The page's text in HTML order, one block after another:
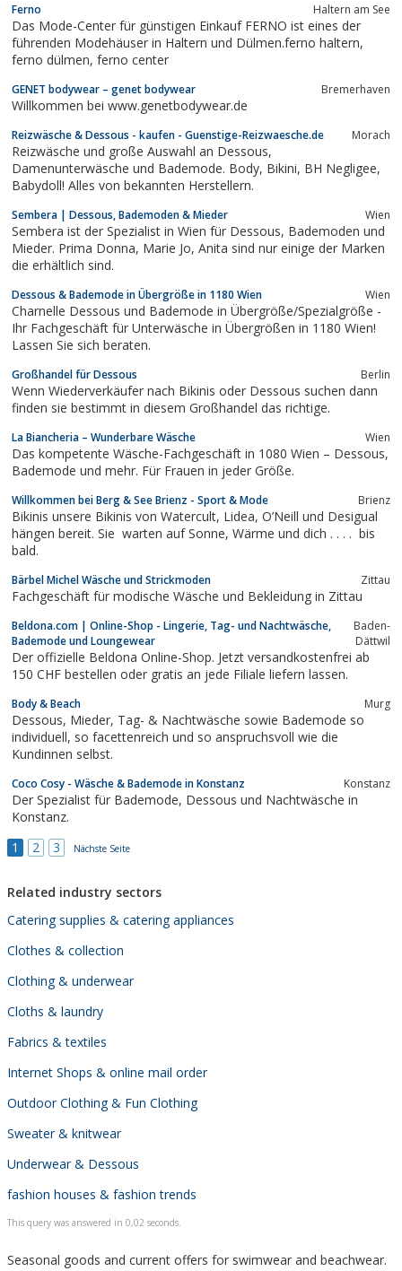
von unserem umfangreichen Angebot verführen. Nutzen Sie
auch unsere Fachberatung! Fast 85% aller...
Ferno Haltern am See
Das Mode-Center für günstigen Einkauf FERNO ist eines der
führenden Modehäuser in Haltern und Dülmen.ferno haltern,
ferno dülmen, ferno center
GENET bodywear – genet bodywear Bremerhaven
Willkommen bei www.genetbodywear.de
Reizwäsche & Dessous - kaufen - Guenstige-Reizwaesche.de Morach
Reizwäsche und große Auswahl an Dessous,
Damenunterwäsche und Bademode. Body, Bikini, BH Negligee,
Babydoll! Alles von bekannten Herstellern.
Sembera | Dessous, Bademoden & Mieder Wien
Sembera ist der Spezialist in Wien für Dessous, Bademoden und
Mieder. Prima Donna, Marie Jo, Anita sind nur einige der Marken
die erhältlich sind.
Dessous & Bademode in Übergröße in 1180 Wien Wien
Charnelle Dessous und Bademode in Übergröße/Spezialgröße -
Ihr Fachgeschäft für Unterwäsche in Übergrößen in 1180 Wien!
Lassen Sie sich beraten.
Großhandel für Dessous Berlin
Wenn Wiederverkäufer nach Bikinis oder Dessous suchen dann
finden sie bestimmt in diesem Großhandel das richtige.
La Biancheria – Wunderbare Wäsche Wien
Das kompetente Wäsche-Fachgeschäft in 1080 Wien – Dessous,
Bademode und mehr. Für Frauen in jeder Größe.
Willkommen bei Berg & See Brienz - Sport & Mode Brienz
Bikinis unsere Bikinis von Watercult, Lidea, O’Neill und Desigual
hängen bereit. Sie warten auf Sonne, Wärme und dich . . . . bis
bald.
Bärbel Michel Wäsche und Strickmoden Zittau
Fachgeschäft für modische Wäsche und Bekleidung in Zittau
Beldona.com | Online-Shop - Lingerie, Tag- und Nachtwäsche,
Bademode und Loungewear
Baden-
Dättwil
Der offizielle Beldona Online-Shop. Jetzt versandkostenfrei ab
150 CHF bestellen oder gratis an jede Filiale liefern lassen.
Body & Beach Murg
Dessous, Mieder, Tag- & Nachtwäsche sowie Bademode so
individuell, so facettenreich und so anspruchsvoll wie die
Kundinnen selbst.
Coco Cosy - Wäsche & Bademode in Konstanz Konstanz
Der Spezialist für Bademode, Dessous und Nachtwäsche in
Konstanz.
1
2 3 Nächste Seite
Related industry sectors
Catering supplies & catering appliances
Clothes & collection
Clothing & underwear
Cloths & laundry
Fabrics & textiles
Internet Shops & online mail order
Outdoor Clothing & Fun Clothing
Sweater & knitwear
Underwear & Dessous
fashion houses & fashion trends
This query was answered in 0,02 seconds.
Seasonal goods and current offers for swimwear and beachwear.